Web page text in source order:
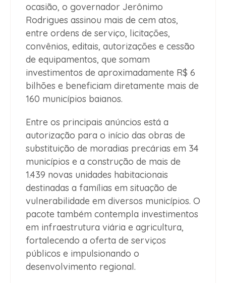
ocasião, o governador Jerônimo
Rodrigues assinou mais de cem atos,
entre ordens de serviço, licitações,
convênios, editais, autorizações e cessão
de equipamentos, que somam
investimentos de aproximadamente R$ 6
bilhões e beneficiam diretamente mais de
160 municípios baianos.
Entre os principais anúncios está a
autorização para o início das obras de
substituição de moradias precárias em 34
municípios e a construção de mais de
1.439 novas unidades habitacionais
destinadas a famílias em situação de
vulnerabilidade em diversos municípios. O
pacote também contempla investimentos
em infraestrutura viária e agricultura,
fortalecendo a oferta de serviços
públicos e impulsionando o
desenvolvimento regional.